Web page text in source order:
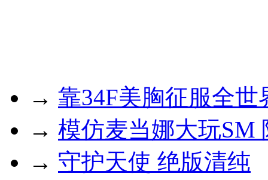
→ 靠34F美胸征服全世
→ 模仿麦当娜大玩SM
→ 守护天使 绝版清纯